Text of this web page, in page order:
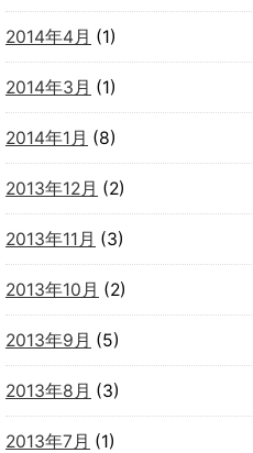
2014年4月 (1)
2014年3月 (1)
2014年1月 (8)
2013年12月 (2)
2013年11月 (3)
2013年10月 (2)
2013年9月 (5)
2013年8月 (3)
2013年7月 (1)